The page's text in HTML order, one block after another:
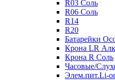
R03 Соль
R06 Соль
R14
R20
Батарейки
Крона LR
Крона R Соль
Часовые/
Элем.пит.Li-